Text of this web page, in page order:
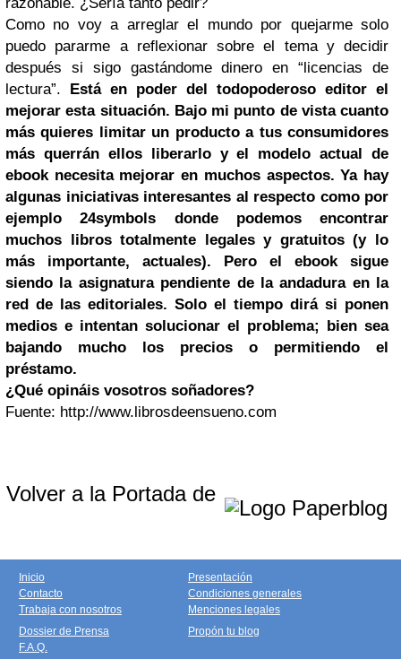
Como no voy a arreglar el mundo por quejarme solo
puedo pararme a reflexionar sobre el tema y decidir
después si sigo gastándome dinero en “licencias de
lectura”. Está en poder del todopoderoso editor el
mejorar esta situación. Bajo mi punto de vista cuanto
más quieres limitar un producto a tus consumidores
más querrán ellos liberarlo y el modelo actual de
ebook necesita mejorar en muchos aspectos. Ya hay
algunas iniciativas interesantes al respecto como por
ejemplo 24symbols donde podemos encontrar
muchos libros totalmente legales y gratuitos (y lo
más importante, actuales). Pero el ebook sigue
siendo la asignatura pendiente de la andadura en la
red de las editoriales. Solo el tiempo dirá si ponen
medios e intentan solucionar el problema; bien sea
bajando mucho los precios o permitiendo el
préstamo.
¿Qué opináis vosotros soñadores?
Fuente: http://www.librosdeensueno.com
Volver a la Portada de
Inicio
Contacto
Trabaja con nosotros
Presentación
Condiciones generales
Menciones legales
Dossier de Prensa
F.A.Q.
Propón tu blog